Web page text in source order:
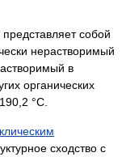
собой
нерастворимый
в
органических
190,2 °С.
сходство с